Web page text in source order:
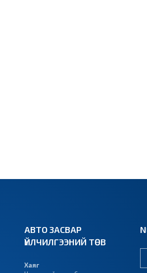
АВТО ЗАСВАР
ҮЙЛЧИЛГЭЭНИЙ ТӨВ
Хаяг